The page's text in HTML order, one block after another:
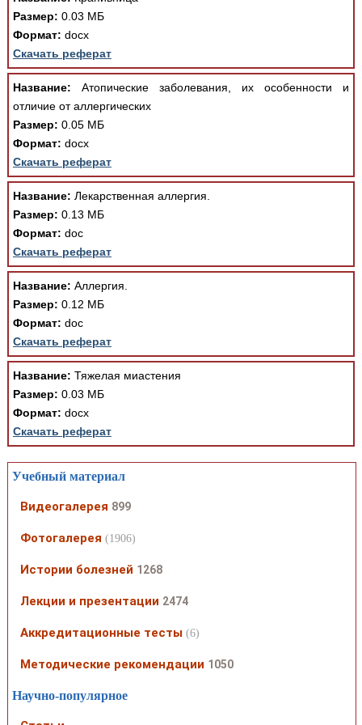
Размер: 0.03 МБ
Формат: docx
Скачать реферат
Название: Атопические заболевания, их особенности и
отличие от аллергических
Размер: 0.05 МБ
Формат: docx
Скачать реферат
Название: Лекарственная аллергия.
Размер: 0.13 МБ
Формат: doc
Скачать реферат
Название: Аллергия.
Размер: 0.12 МБ
Формат: doc
Скачать реферат
Название: Тяжелая миастения
Размер: 0.03 МБ
Формат: docx
Скачать реферат
Учебный материал
Видеогалерея 899
Фотогалерея (1906)
Истории болезней 1268
Лекции и презентации 2474
Аккредитационные тесты (6)
Методические рекомендации 1050
Научно-популярное